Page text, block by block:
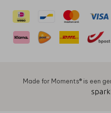
Made for Moments®️ is een